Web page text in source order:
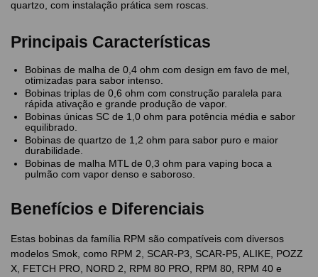
quartzo, com instalação prática sem roscas.
Principais Características
Bobinas de malha de 0,4 ohm com design em favo de mel,
otimizadas para sabor intenso.
Bobinas triplas de 0,6 ohm com construção paralela para
rápida ativação e grande produção de vapor.
Bobinas únicas SC de 1,0 ohm para potência média e sabor
equilibrado.
Bobinas de quartzo de 1,2 ohm para sabor puro e maior
durabilidade.
Bobinas de malha MTL de 0,3 ohm para vaping boca a
pulmão com vapor denso e saboroso.
Benefícios e Diferenciais
Estas bobinas da família RPM são compatíveis com diversos
modelos Smok, como RPM 2, SCAR-P3, SCAR-P5, ALIKE, POZZ
X, FETCH PRO, NORD 2, RPM 80 PRO, RPM 80, RPM 40 e